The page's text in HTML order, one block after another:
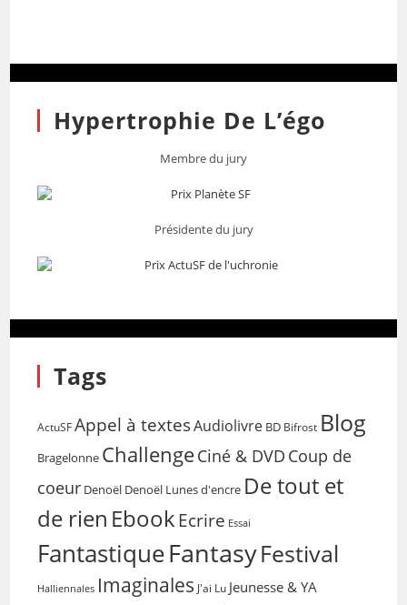
Hypertrophie De L’égo
Membre du jury
Présidente du jury
Tags
ActuSF Appel à textesAudiolivre BD Bifrost Blog
Bragelonne ChallengeCiné & DVD Coup de
coeur Denoël Denoël Lunes d'encre De tout et
de rien EbookEcrire Essai
FantastiqueFantasyFestival
Halliennales Imaginales J'ai Lu Jeunesse & YA